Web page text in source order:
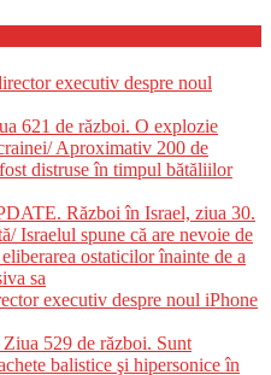
executiv despre noul
621 de război. O explozie
Aproximativ 200 de
distruse în timpul bătăliilor
Război în Israel, ziua 30.
Israelul spune că are nevoie de
ostaticilor înainte de a
sa
executiv despre noul iPhone
529 de război. Sunt
balistice şi hipersonice în